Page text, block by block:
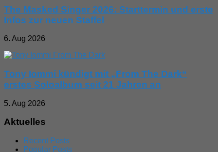
The Masked Singer 2026: Starttermin und erste
Infos zur neuen Staffel
6. Aug 2026
Tony Iommi kündigt mit „From The Dark“
erstes Soloalbum seit 21 Jahren an
5. Aug 2026
Aktuelles
Recent Posts
Popular Posts